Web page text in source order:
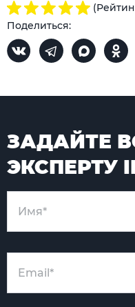
Поделиться:
ЗАДАЙТЕ
ЭКСПЕРТУ